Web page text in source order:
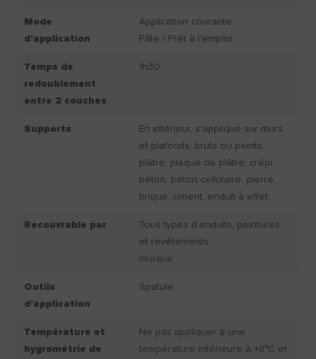
Mode
d'application
Application courante
Pâte / Prêt à l'emploi
Temps de
redoublement
entre 2 couches
1h30.
Supports
En intérieur, s’applique sur murs
et plafonds, bruts ou peints,
plâtre, plaque de plâtre, crépi,
béton, béton cellulaire, pierre,
brique, ciment, enduit à effet.
Recouvrable par
Tous types d’enduits, peintures
et revêtements
muraux
Outils
d'application
Spatule.
Température et
hygrométrie de
Ne pas appliquer à une
température inférieure à +8°C et